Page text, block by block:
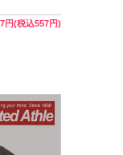
円(税込557円)